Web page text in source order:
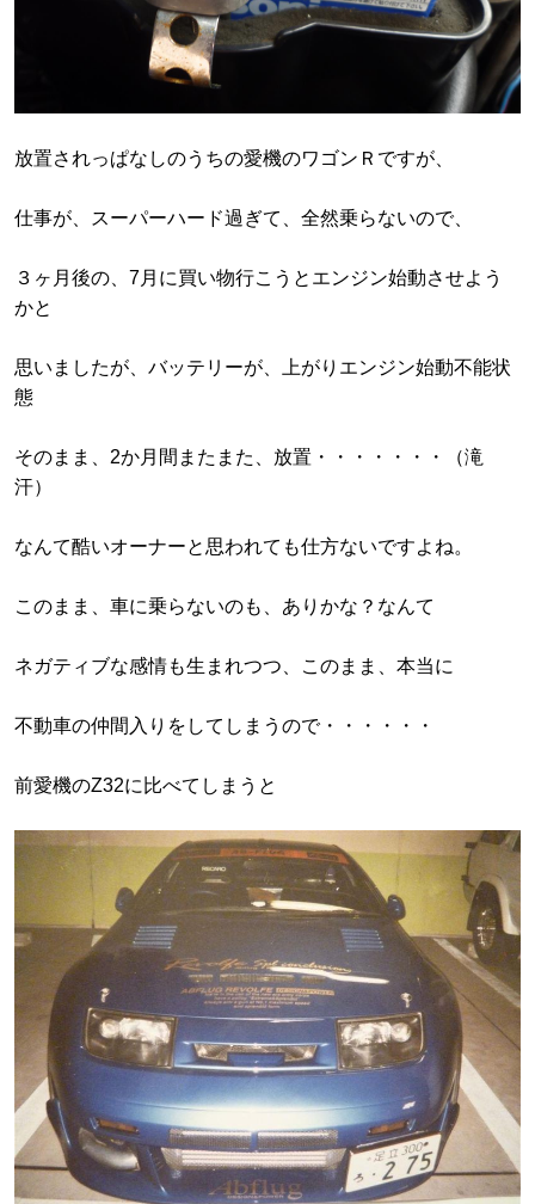
放置されっぱなしのうちの愛機のワゴンＲですが、
仕事が、スーパーハード過ぎて、全然乗らないので、
３ヶ月後の、7月に買い物行こうとエンジン始動させよう
かと
思いましたが、バッテリーが、上がりエンジン始動不能状
態
そのまま、2か月間またまた、放置・・・・・・・（滝
汗）
なんて酷いオーナーと思われても仕方ないですよね。
このまま、車に乗らないのも、ありかな？なんて
ネガティブな感情も生まれつつ、このまま、本当に
不動車の仲間入りをしてしまうので・・・・・・
前愛機のZ32に比べてしまうと